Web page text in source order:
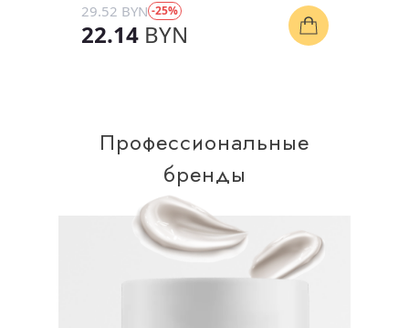
29.52 BYN -25%
22.14 BYN
Профессиональные
бренды